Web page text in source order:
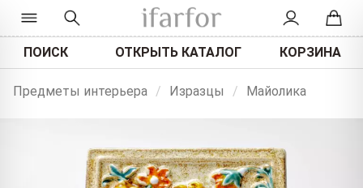
ПОИСК ОТКРЫТЬ КАТАЛОГ КОРЗИНА
Предметы интерьера / Изразцы / Майолика